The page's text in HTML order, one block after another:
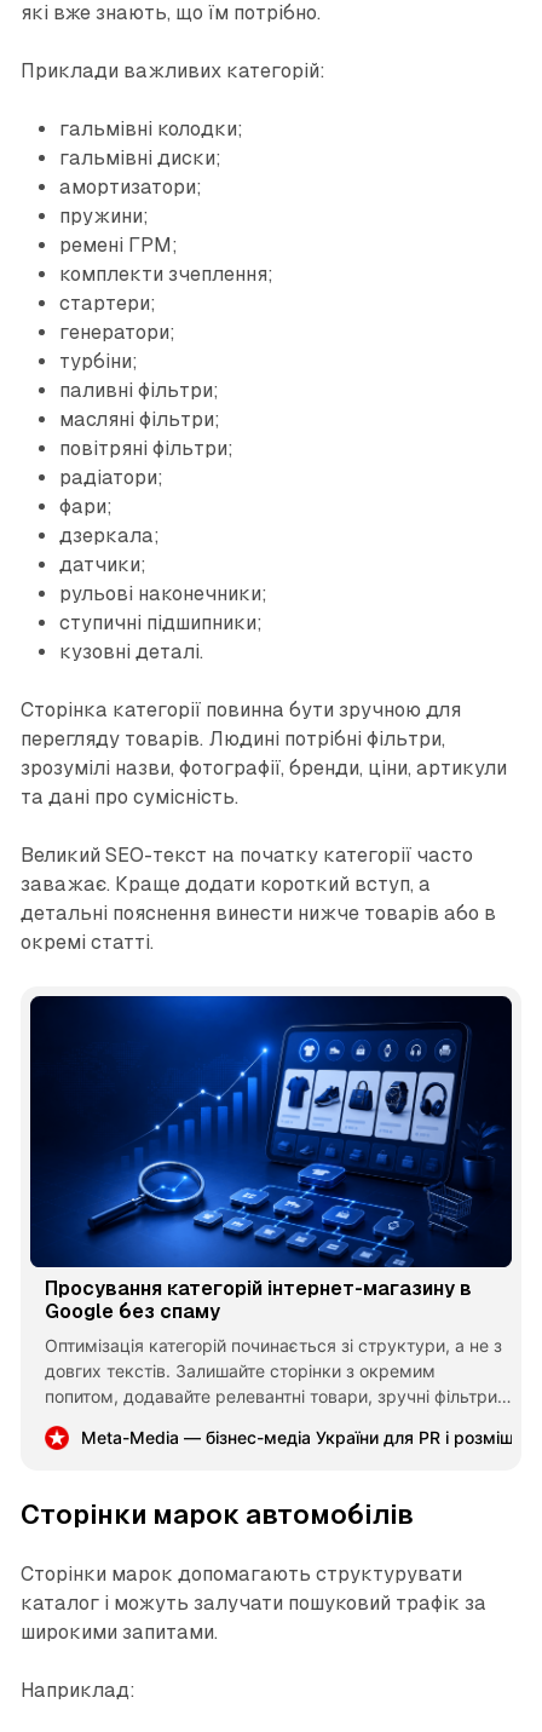
які вже знають, що їм потрібно.
Приклади важливих категорій:
гальмівні колодки;
гальмівні диски;
амортизатори;
пружини;
ремені ГРМ;
комплекти зчеплення;
стартери;
генератори;
турбіни;
паливні фільтри;
масляні фільтри;
повітряні фільтри;
радіатори;
фари;
дзеркала;
датчики;
рульові наконечники;
ступичні підшипники;
кузовні деталі.
Сторінка категорії повинна бути зручною для
перегляду товарів. Людині потрібні фільтри,
зрозумілі назви, фотографії, бренди, ціни, артикули
та дані про сумісність.
Великий SEO-текст на початку категорії часто
заважає. Краще додати короткий вступ, а
детальні пояснення винести нижче товарів або в
окремі статті.
Просування категорій інтернет-магазину в
Google без спаму
Оптимізація категорій починається зі структури, а не з
довгих текстів. Залишайте сторінки з окремим
попитом, додавайте релевантні товари, зручні фільтри
та внутрішні посилання. Категорія має допомагати
покупцеві швидко перейти до вибору.
Meta-Media — бізнес-медіа України для PR і
Сторінки марок автомобілів
Сторінки марок допомагають структурувати
каталог і можуть залучати пошуковий трафік за
широкими запитами.
Наприклад: